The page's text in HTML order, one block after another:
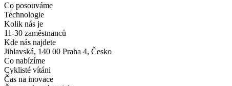
Co posouváme
Technologie
Kolik nás je
11-30 zaměstnanců
Kde nás najdete
Jihlavská, 140 00 Praha 4, Česko
Co nabízíme
Cyklisté vítáni
Čas na inovace